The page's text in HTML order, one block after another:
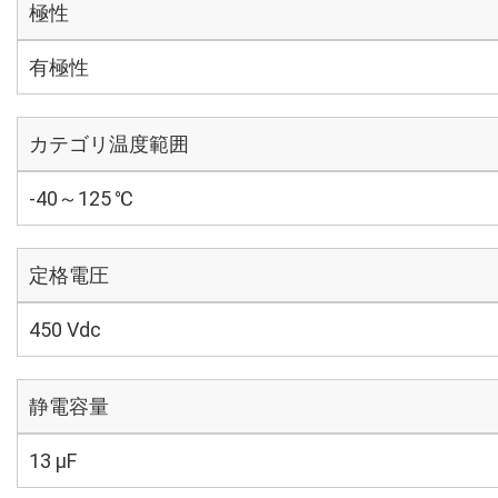
極性
有極性
カテゴリ温度範囲
-40～125 ℃
定格電圧
450 Vdc
静電容量
13 µF